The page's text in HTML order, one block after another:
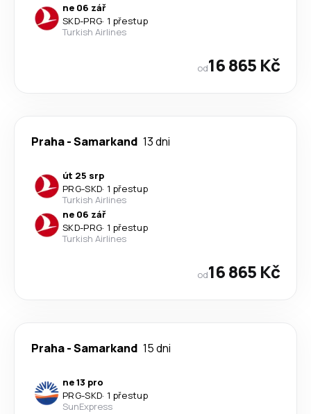
ne 06 zář
SKD-PRG· 1 přestup
Turkish Airlines
od16 865 Kč
Praha-Samarkand 13 dni
út 25 srp
PRG-SKD· 1 přestup
Turkish Airlines
ne 06 zář
SKD-PRG· 1 přestup
Turkish Airlines
od16 865 Kč
Praha-Samarkand 15 dni
ne 13 pro
PRG-SKD· 1 přestup
SunExpress